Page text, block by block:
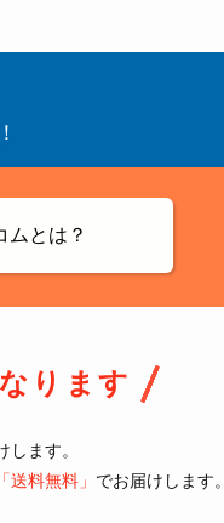
ムとは？
ります
します。
「送料無料」 でお届けします。